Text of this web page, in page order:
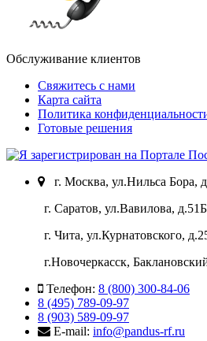
Обслуживание клиентов
Свяжитесь с нами
Карта сайта
Политика
Готовые решения
г. Москва, ул.Нильса Бора,
г. Саратов, ул.Вавилова, д.51Б
г. Чита, ул.Курнатовского,
г.Новочеркасск, Баклановский
Телефон: 8 (800) 300-84-06
8 (495) 789-09-97
8 (903) 589-09-97
E-mail: info@pandus-rf.ru